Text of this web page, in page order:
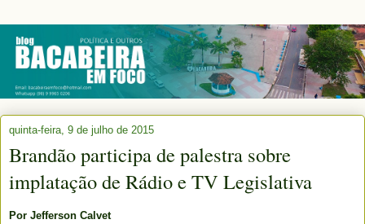
quinta-feira, 9 de julho de 2015
Brandão participa de palestra sobre
implatação de Rádio e TV Legislativa
Por Jefferson Calvet